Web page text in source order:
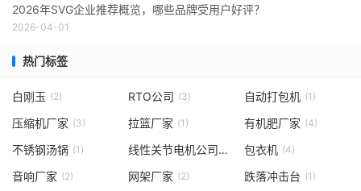
2026年SVG企业推荐概览，哪些品牌受用户好评？
2026-04-01
热门标签
白刚玉 (2) RTO公司 (3) 自动打包机 (1)
压缩机厂家 (3) 拉篮厂家 (1) 有机肥厂家 (4)
不锈钢汤锅 (1) 线性关节电机公司
(1) 包衣机 (4)
音响厂家 (2) 网架厂家 (2) 跌落冲击台 (1)